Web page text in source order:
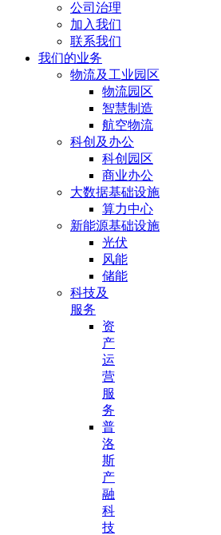
公司治理
加入我们
联系我们
我们的业务
物流及工业园区
物流园区
智慧制造
航空物流
科创及办公
科创园区
商业办公
大数据基础设施
算力中心
新能源基础设施
光伏
风能
储能
科技及
服务
资
产
运
营
服
务
普
洛
斯
产
融
科
技